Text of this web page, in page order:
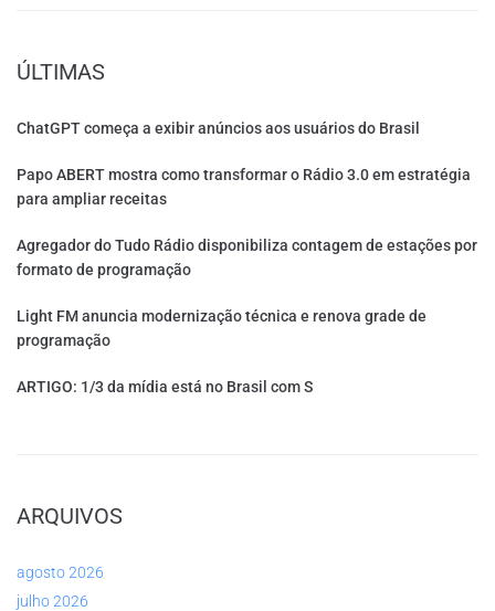
ÚLTIMAS
ChatGPT começa a exibir anúncios aos usuários do Brasil
Papo ABERT mostra como transformar o Rádio 3.0 em estratégia
para ampliar receitas
Agregador do Tudo Rádio disponibiliza contagem de estações por
formato de programação
Light FM anuncia modernização técnica e renova grade de
programação
ARTIGO: 1/3 da mídia está no Brasil com S
ARQUIVOS
agosto 2026
julho 2026